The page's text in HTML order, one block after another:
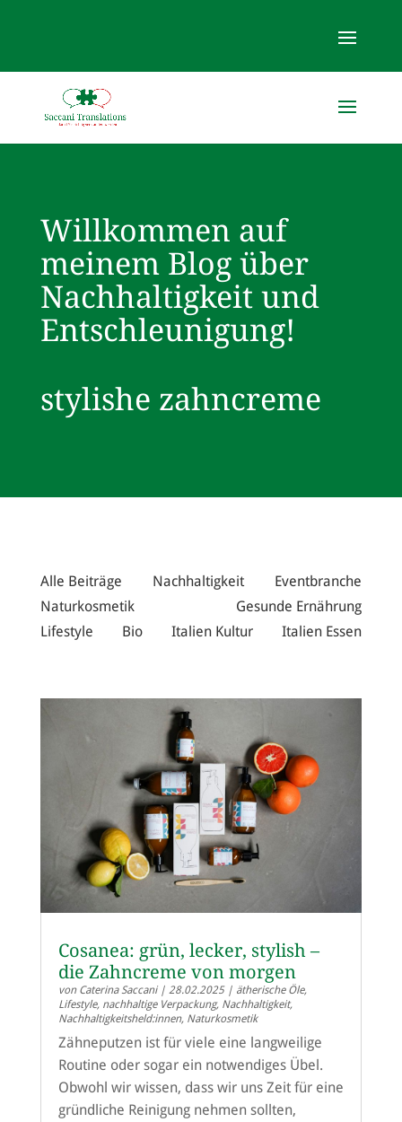
Willkommen auf
meinem Blog über
Nachhaltigkeit und
Entschleunigung!
stylishe zahncreme
Alle Beiträge Nachhaltigkeit
Eventbranche
Naturkosmetik
Gesunde Ernährung
Lifestyle
Bio Italien Kultur Italien Essen
Cosanea: grün, lecker, stylish –
die Zahncreme von morgen
von Caterina Saccani| 28.02.2025| ätherische Öle,
Lifestyle, nachhaltige Verpackung, Nachhaltigkeit,
Nachhaltigkeitsheld:innen, Naturkosmetik
Zähneputzen ist für viele eine langweilige
Routine oder sogar ein notwendiges Übel.
Obwohl wir wissen, dass wir uns Zeit für eine
gründliche Reinigung nehmen sollten,